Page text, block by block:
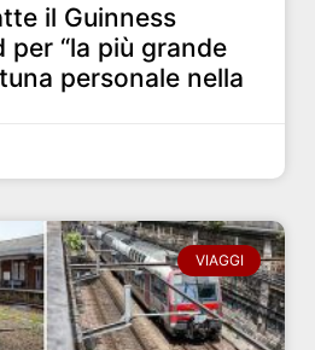
il Guinness
per “la più grande
personale nella
VIAGGI